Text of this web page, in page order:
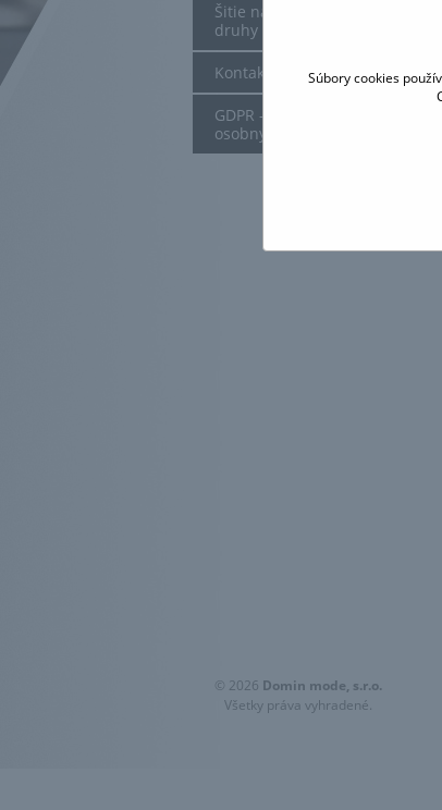
Šitie na mieru - obleky a iné
druhy odevov
Kontakt
GDPR - spracovanie
osobných údajov
© 2026 Domin mode, s.r.o.
Všetky práva vyhradené.
Súbory cookies